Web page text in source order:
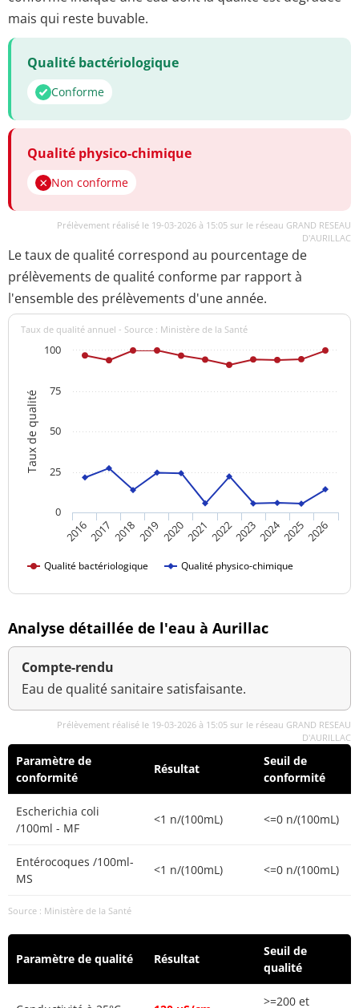
mais qui reste buvable.
Qualité bactériologique
Conforme
Qualité physico-chimique
Non conforme
Prélèvement réalisé le 19-03-2026 à 15:05 sur le réseau GRAND RESEAU
D'AURILLAC
Le taux de qualité correspond au pourcentage de
prélèvements de qualité conforme par rapport à
l'ensemble des prélèvements d'une année.
Taux de qualité
Taux de qualité annuel - Source : Ministère de la Santé
Qualité bactériologique Qualité physico-chimique
20162017 201820192020202120222023202420252026
0
25
50
75
100
Analyse détaillée de l'eau à Aurillac
Compte-rendu
Eau de qualité sanitaire satisfaisante.
Prélèvement réalisé le 19-03-2026 à 15:05 sur le réseau GRAND RESEAU
D'AURILLAC
Paramètre de
conformité
Résultat
Seuil de
conformité
Escherichia coli
/100ml - MF
<1 n/(100mL) <=0 n/(100mL)
Entérocoques /100ml-
MS
<1 n/(100mL) <=0 n/(100mL)
Source : Ministère de la Santé
Paramètre de qualité Résultat
Seuil de
qualité
>=200 et